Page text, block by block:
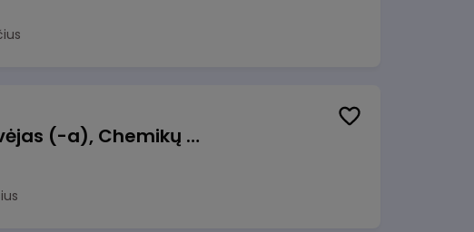
Kasininkas (-ė) - pardavėjas (-a), Chemikų g. 1, Jonava